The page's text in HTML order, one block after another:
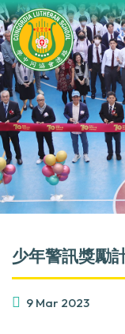
少年警訊獎勵
9 Mar 2023